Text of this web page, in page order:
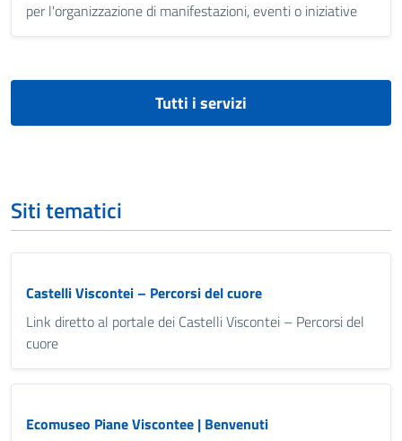
per l'organizzazione di manifestazioni, eventi o iniziative
Tutti i servizi
Siti tematici
Castelli Viscontei – Percorsi del cuore
Link diretto al portale dei Castelli Viscontei – Percorsi del
cuore
Ecomuseo Piane Viscontee | Benvenuti